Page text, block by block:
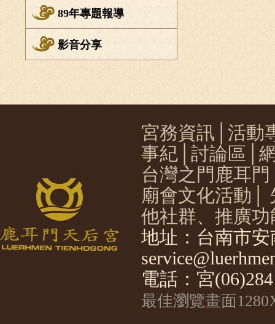
89年專題報導
影音分享
宮務資訊
活動
事紀
討論區
台灣之門鹿耳門
廟會文化活動
他社群、推廣功
地址：台南市
電話：宮
最佳瀏覽畫面